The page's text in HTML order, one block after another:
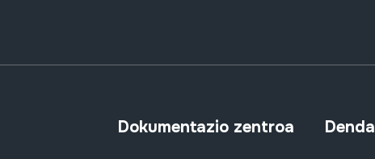
Dokumentazio zentroa Denda